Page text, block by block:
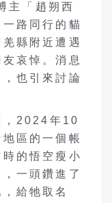
主「趙朔西
路同行的貓
縣附近遭遇
哀悼。消息
也引來討論
，2024年10
區的一個帳
的悟空瘦小
一頭鑽進了
給牠取名